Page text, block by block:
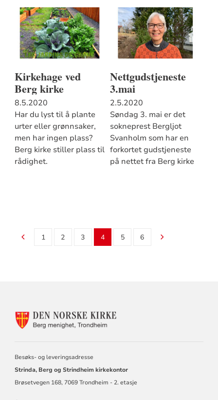
Kirkehage ved
Berg kirke
8.5.2020
Har du lyst til å plante
urter eller grønnsaker,
men har ingen plass?
Berg kirke stiller plass til
rådighet.
Nettgudstjeneste
3.mai
2.5.2020
Søndag 3. mai er det
sokneprest Bergljot
Svanholm som har en
forkortet gudstjeneste
på nettet fra Berg kirke
1 2 3 4 5 6
Besøks- og leveringsadresse
Strinda, Berg og Strindheim kirkekontor
Brøsetvegen 168, 7069 Trondheim - 2. etasje